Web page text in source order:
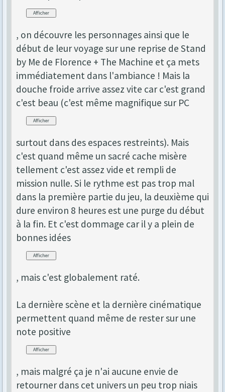
, on découvre les personnages ainsi que le
début de leur voyage sur une reprise de Stand
by Me de Florence + The Machine et ça mets
immédiatement dans l'ambiance ! Mais la
douche froide arrive assez vite car c'est grand
c'est beau (c'est même magnifique sur PC
surtout dans des espaces restreints). Mais
c'est quand même un sacré cache misère
tellement c'est assez vide et rempli de
mission nulle. Si le rythme est pas trop mal
dans la première partie du jeu, la deuxième qui
dure environ 8 heures est une purge du début
à la fin. Et c'est dommage car il y a plein de
bonnes idées
, mais c'est globalement raté.
La dernière scène et la dernière cinématique
permettent quand même de rester sur une
note positive
, mais malgré ça je n'ai aucune envie de
retourner dans cet univers un peu trop niais